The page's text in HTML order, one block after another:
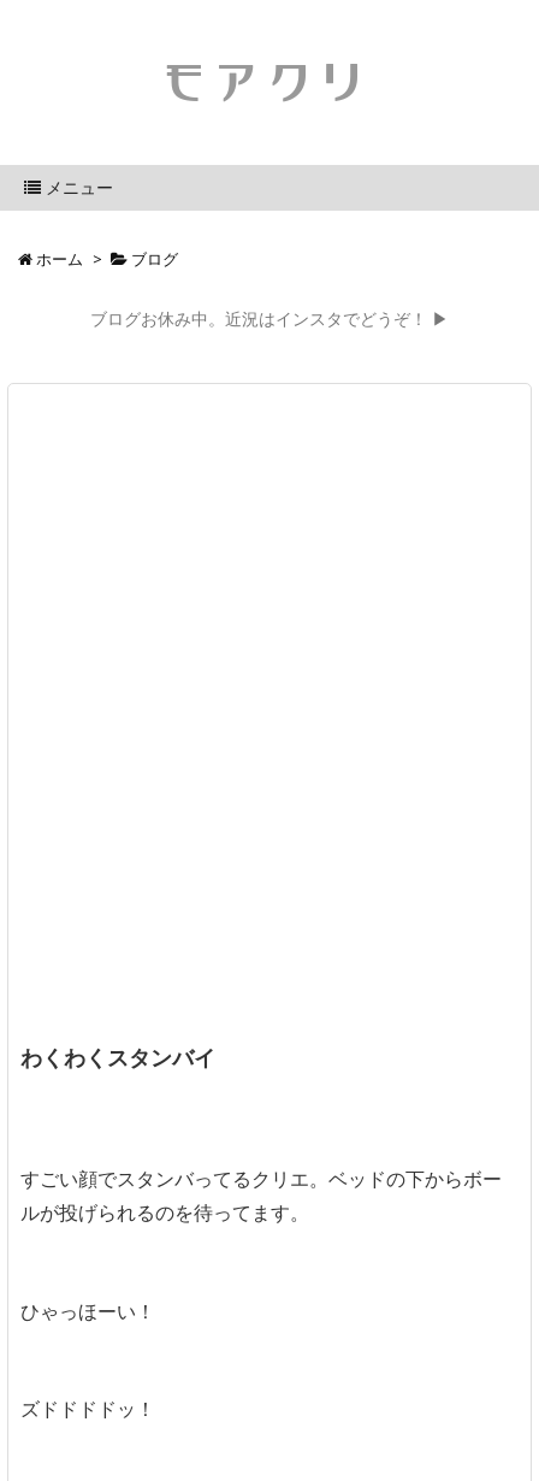
モアクリ
メニュー
ホーム > ブログ
ブログお休み中。近況はインスタでどうぞ！ ▶
わくわくスタンバイ
すごい顔でスタンバってるクリエ。ベッドの下からボー
ルが投げられるのを待ってます。
ひゃっほーい！
ズドドドドッ！